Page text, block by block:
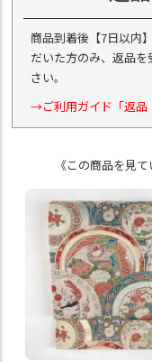
商品到着後【7日以内
だいた方のみ、返品
さい。
→ご利用ガイド「返品
《この商品を見